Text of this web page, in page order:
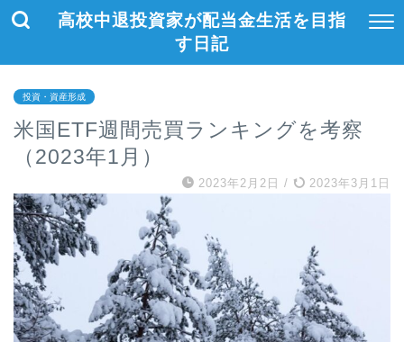
高校中退投資家が配当金生活を目指
す日記
投資・資産形成
米国ETF週間売買ランキングを考察
（2023年1月）
2023年2月2日 / 2023年3月1日